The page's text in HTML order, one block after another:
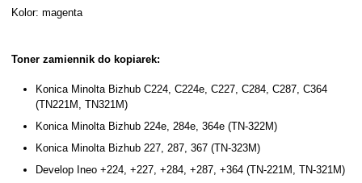
Kolor: magenta
Toner zamiennik do kopiarek:
Konica Minolta Bizhub C224, C224e, C227, C284, C287, C364
(TN221M, TN321M)
Konica Minolta Bizhub 224e, 284e, 364e (TN-322M)
Konica Minolta Bizhub 227, 287, 367 (TN-323M)
Develop Ineo +224, +227, +284, +287, +364 (TN-221M, TN-321M)